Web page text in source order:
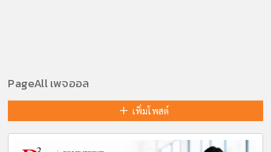
PageAll เพจออล
เพิ่มโพสต์